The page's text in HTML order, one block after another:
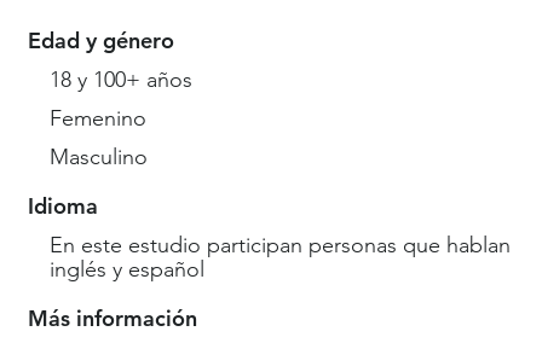
Edad y género
18 y 100+ años
Femenino
Masculino
Idioma
En este estudio participan personas que hablan
inglés y español
Más información